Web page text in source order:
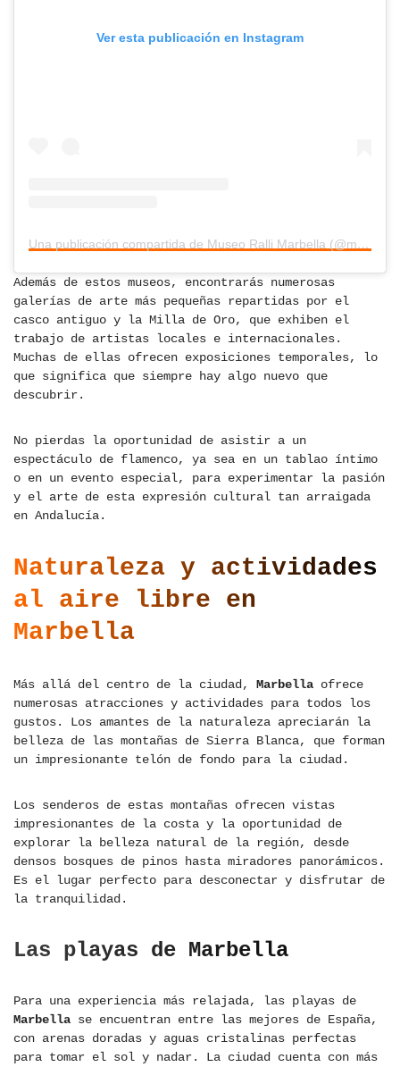
Ver esta publicación en Instagram
Una publicación compartida de Museo Ralli Marbella (@museorallimarbella)
Además de estos museos, encontrarás numerosas
galerías de arte más pequeñas repartidas por el
casco antiguo y la Milla de Oro, que exhiben el
trabajo de artistas locales e internacionales.
Muchas de ellas ofrecen exposiciones temporales, lo
que significa que siempre hay algo nuevo que
descubrir.
No pierdas la oportunidad de asistir a un
espectáculo de flamenco, ya sea en un tablao íntimo
o en un evento especial, para experimentar la pasión
y el arte de esta expresión cultural tan arraigada
en Andalucía.
Naturaleza y actividades
al aire libre en
Marbella
Más allá del centro de la ciudad, Marbella ofrece
numerosas atracciones y actividades para todos los
gustos. Los amantes de la naturaleza apreciarán la
belleza de las montañas de Sierra Blanca, que forman
un impresionante telón de fondo para la ciudad.
Los senderos de estas montañas ofrecen vistas
impresionantes de la costa y la oportunidad de
explorar la belleza natural de la región, desde
densos bosques de pinos hasta miradores panorámicos.
Es el lugar perfecto para desconectar y disfrutar de
la tranquilidad.
Las playas de Marbella
Para una experiencia más relajada, las playas de
Marbella se encuentran entre las mejores de España,
con arenas doradas y aguas cristalinas perfectas
para tomar el sol y nadar. La ciudad cuenta con más